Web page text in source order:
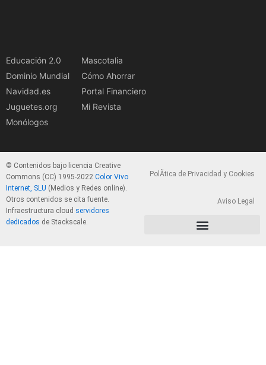
Educación 2.0
Dominio Mundial
Navidad.es
Juguetes.org
Monólogos
Mascotalia
Cómo Ahorrar
Portal Financiero
Mi Revista
© Contenidos bajo licencia Creative
Commons (CC) 1995-2022 Color Vivo
Internet, SLU (Medios y Redes online).
Otros contenidos se cita fuente.
Infraestructura cloud servidores
dedicados de Stackscale.
PolÃ­tica de Privacidad y Cookies
Aviso Legal